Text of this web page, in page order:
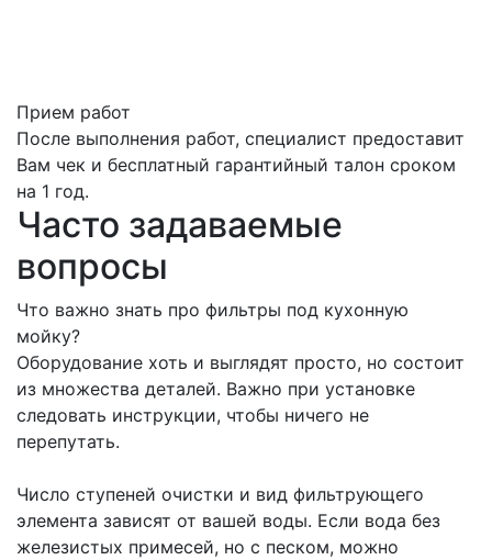
Прием работ
После выполнения работ, специалист предоставит
Вам чек и бесплатный гарантийный талон сроком
на 1 год.
Часто задаваемые
вопросы
Что важно знать про фильтры под кухонную
мойку?
Оборудование хоть и выглядят просто, но состоит
из множества деталей. Важно при установке
следовать инструкции, чтобы ничего не
перепутать.
Число ступеней очистки и вид фильтрующего
элемента зависят от вашей воды. Если вода без
железистых примесей, но с песком, можно